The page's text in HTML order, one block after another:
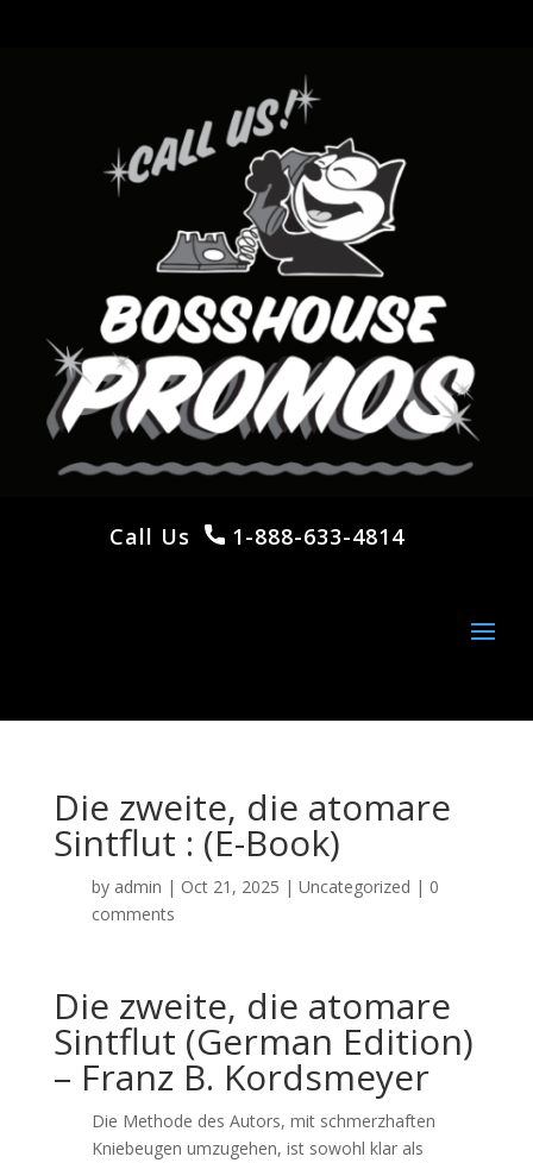
Call Us 1-888-633-4814
Die zweite, die atomare
Sintflut : (E-Book)
by admin | Oct 21, 2025 | Uncategorized | 0
comments
Die zweite, die atomare
Sintflut (German Edition)
– Franz B. Kordsmeyer
Die Methode des Autors, mit schmerzhaften
Kniebeugen umzugehen, ist sowohl klar als